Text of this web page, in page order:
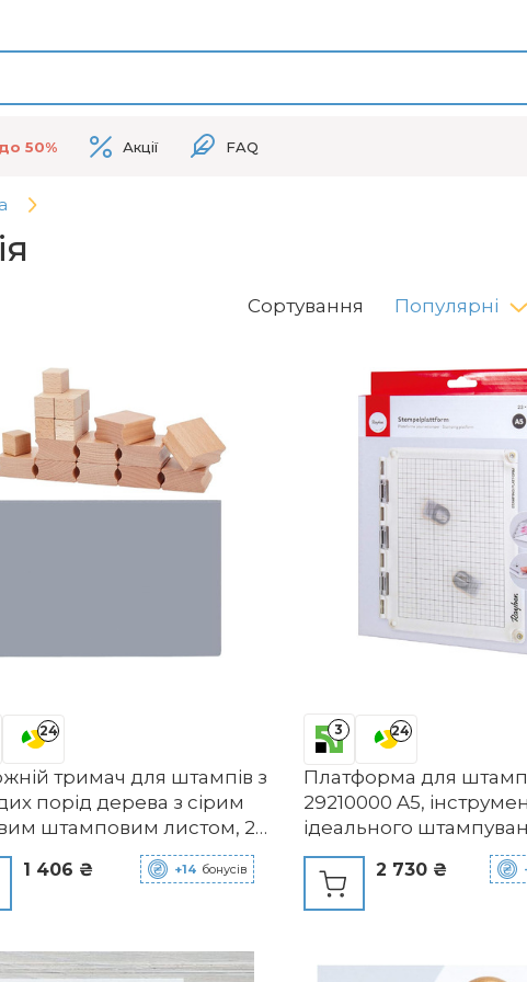
до 50% Акції FAQ
Сортування Популярні
24
тримач для штампів з
порід дерева з сірим
штамповим листом, 2
лазерного
Аксесуари для
для рукоділля, штамп
1 406 ₴ +14 бонусів
3 24
Платформа для
29210000 A5,
ідеального
штампова платформа
відкритими
позиціонування мотиву
2 730 ₴